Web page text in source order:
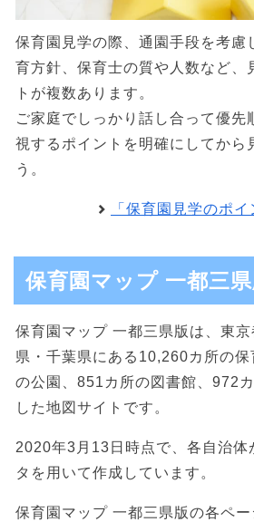
保育園見学の際、通園手段を考慮
育方針、保育士の質や人数など、
トが複数あります。
ご家庭でしっかり話し合って優先
視するポイントを明確にしてから
う。
「保育園見学のポ
保育園マップ 一都三
保育園マップ 一都三県版は、東
県・千葉県にある10,260カ所の
の公園、851カ所の図書館、972
した地図サイトです。
2020年3月13日時点で、各自治体
タを用いて作成しています。
保育園マップ 一都三県版の各ペ